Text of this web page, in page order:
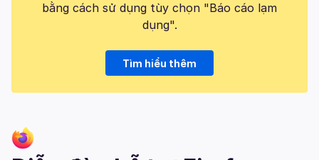
bằng cách sử dụng tùy chọn "Báo cáo lạm
dụng".
Tìm hiểu thêm